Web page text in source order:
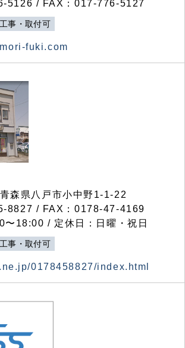
5126 / FAX：017-776-5127
工事・取付可
fuki.com
森県八戸市小中野1-1-22
8827 / FAX：0178-47-4169
〜18:00 / 定休日：日曜・祝日
工事・取付可
0178458827/index.html